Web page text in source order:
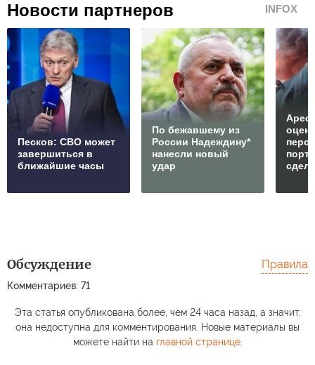
Новости партнеров INFOX
Песков: СВО может
завершиться в
ближайшие часы
По бежавшему из
России Надеждину*
нанесли новый
удар
Обсуждение
Комментариев: 71
Правила
Эта статья опубликована более, чем 24 часа назад, а значит,
она недоступна для комментирования. Новые материалы вы
можете найти на главной странице.